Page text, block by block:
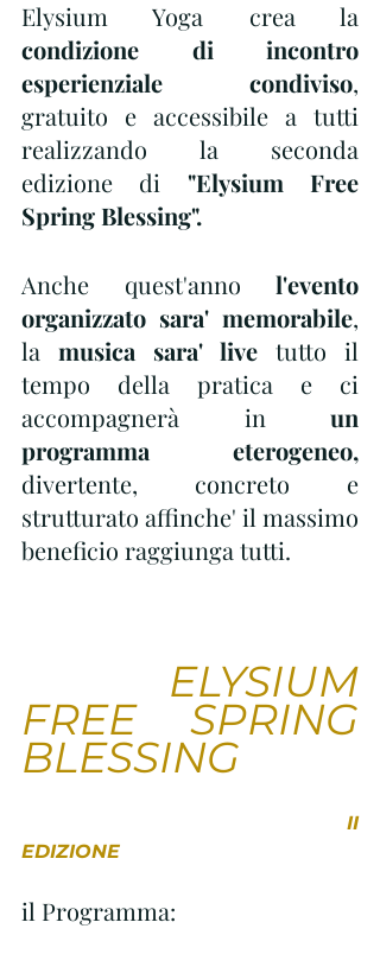
condizione di incontro
esperienziale condiviso,
gratuito e accessibile a tutti
realizzando la seconda
edizione di "Elysium Free
Spring Blessing".
Anche quest'anno l'evento
organizzato sara' memorabile,
la musica sara' live tutto il
tempo della pratica e ci
accompagnerà in un
programma eterogeneo,
divertente, concreto e
strutturato affinche' il massimo
beneficio raggiunga tutti.
ELYSIUM
FREE SPRING
BLESSING
II
EDIZIONE
il Programma: